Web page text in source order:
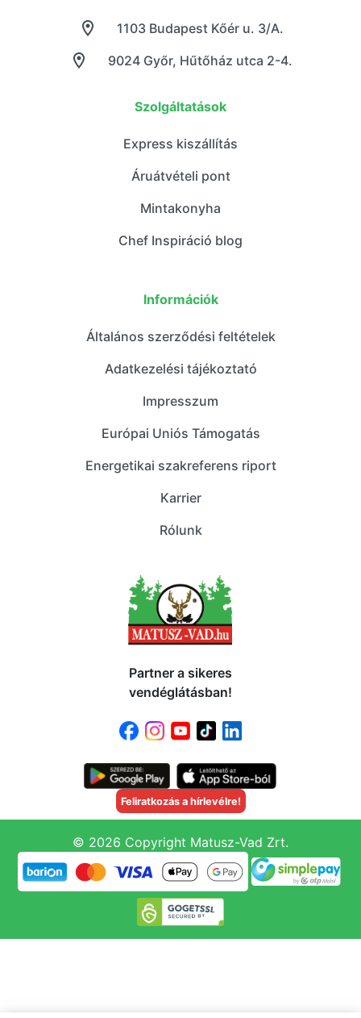
9024 Győr, Hűtőház utca 2-4.
1103 Budapest Kőér u. 3/A.
Szolgáltatások
Express kiszállítás
Áruátvételi pont
Mintakonyha
Chef Inspiráció blog
Információk
Általános szerződési feltételek
Adatkezelési tájékoztató
Impresszum
Európai Uniós Támogatás
Energetikai szakreferens riport
Karrier
Rólunk
Partner a sikeres
vendéglátásban!
Feliratkozás a hírlevélre!
© 2026 Copyright Matusz-Vad Zrt.